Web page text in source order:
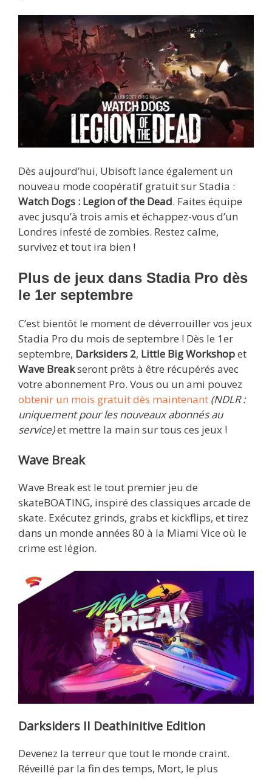
Dès aujourd’hui, Ubisoft lance également un
nouveau mode coopératif gratuit sur Stadia :
Watch Dogs : Legion of the Dead. Faites équipe
avec jusqu’à trois amis et échappez-vous d’un
Londres infesté de zombies. Restez calme,
survivez et tout ira bien !
Plus de jeux dans Stadia Pro dès
le 1er septembre
C’est bientôt le moment de déverrouiller vos jeux
Stadia Pro du mois de septembre ! Dès le 1er
septembre, Darksiders 2, Little Big Workshopet
Wave Breakseront prêts à être récupérés avec
votre abonnement Pro. Vous ou un ami pouvez
obtenir un mois gratuit dès maintenant (NDLR :
uniquement pour les nouveaux abonnés au
service)et mettre la main sur tous ces jeux !
Wave Break
Wave Break est le tout premier jeu de
skateBOATING, inspiré des classiques arcade de
skate. Exécutez grinds, grabs et kickflips, et tirez
dans un monde années 80 à la Miami Vice où le
crime est légion.
Darksiders II Deathinitive Edition
Devenez la terreur que tout le monde craint.
Réveillé par la fin des temps, Mort, le plus